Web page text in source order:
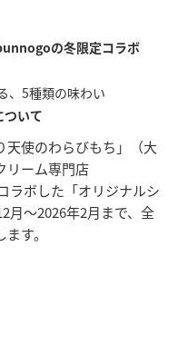
の冬限定コラボ
、5種類の味わい
ついて
天使のわらびもち」（大
リーム専門店
ラボした「オリジナルシ
～2026年2月まで、全
す。